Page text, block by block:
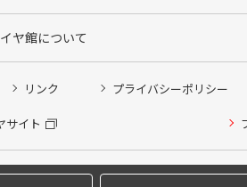
ヤ館について
リンク プライバシーポリシー
サイト
Copyright © 2024
イル交換/その他ピット作業の予約
イヤ履き替えを希望のクローク契約会員の
ーク契約会員の方はご利用いただけません